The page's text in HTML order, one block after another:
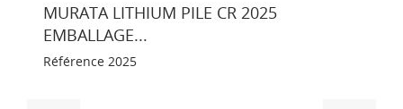
MURATA LITHIUM PILE CR 2025
EMBALLAGE...
Référence 2025